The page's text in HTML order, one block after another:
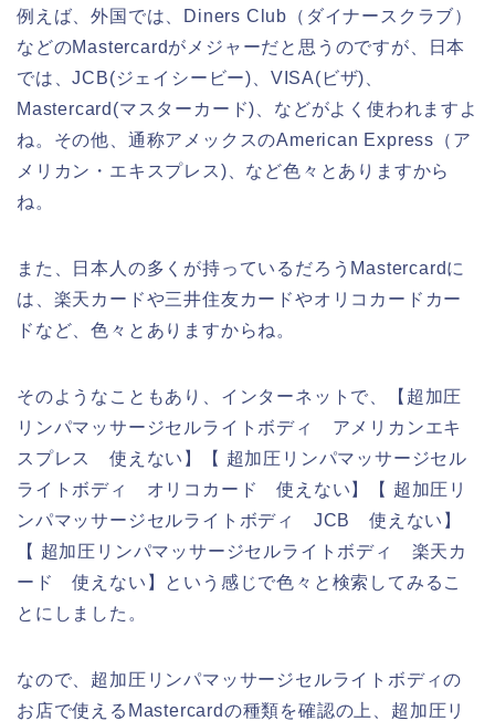
例えば、外国では、Diners Club（ダイナースクラブ）
などのMastercardがメジャーだと思うのですが、日本
では、JCB(ジェイシービー)、VISA(ビザ)、
Mastercard(マスターカード)、などがよく使われますよ
ね。その他、通称アメックスのAmerican Express（ア
メリカン・エキスプレス)、など色々とありますから
ね。
また、日本人の多くが持っているだろうMastercardに
は、楽天カードや三井住友カードやオリコカードカー
ドなど、色々とありますからね。
そのようなこともあり、インターネットで、【超加圧
リンパマッサージセルライトボディ アメリカンエキ
スプレス 使えない】【 超加圧リンパマッサージセル
ライトボディ オリコカード 使えない】【 超加圧リ
ンパマッサージセルライトボディ JCB 使えない】
【 超加圧リンパマッサージセルライトボディ 楽天カ
ード 使えない】という感じで色々と検索してみるこ
とにしました。
なので、超加圧リンパマッサージセルライトボディの
お店で使えるMastercardの種類を確認の上、超加圧リ